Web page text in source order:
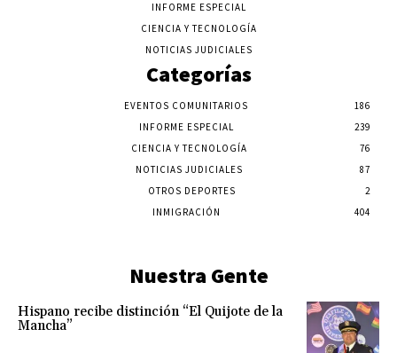
INFORME ESPECIAL
CIENCIA Y TECNOLOGÍA
NOTICIAS JUDICIALES
Categorías
EVENTOS COMUNITARIOS
186
INFORME ESPECIAL
239
CIENCIA Y TECNOLOGÍA
76
NOTICIAS JUDICIALES
87
OTROS DEPORTES
2
INMIGRACIÓN
404
Nuestra Gente
Hispano recibe distinción “El Quijote de la
Mancha”